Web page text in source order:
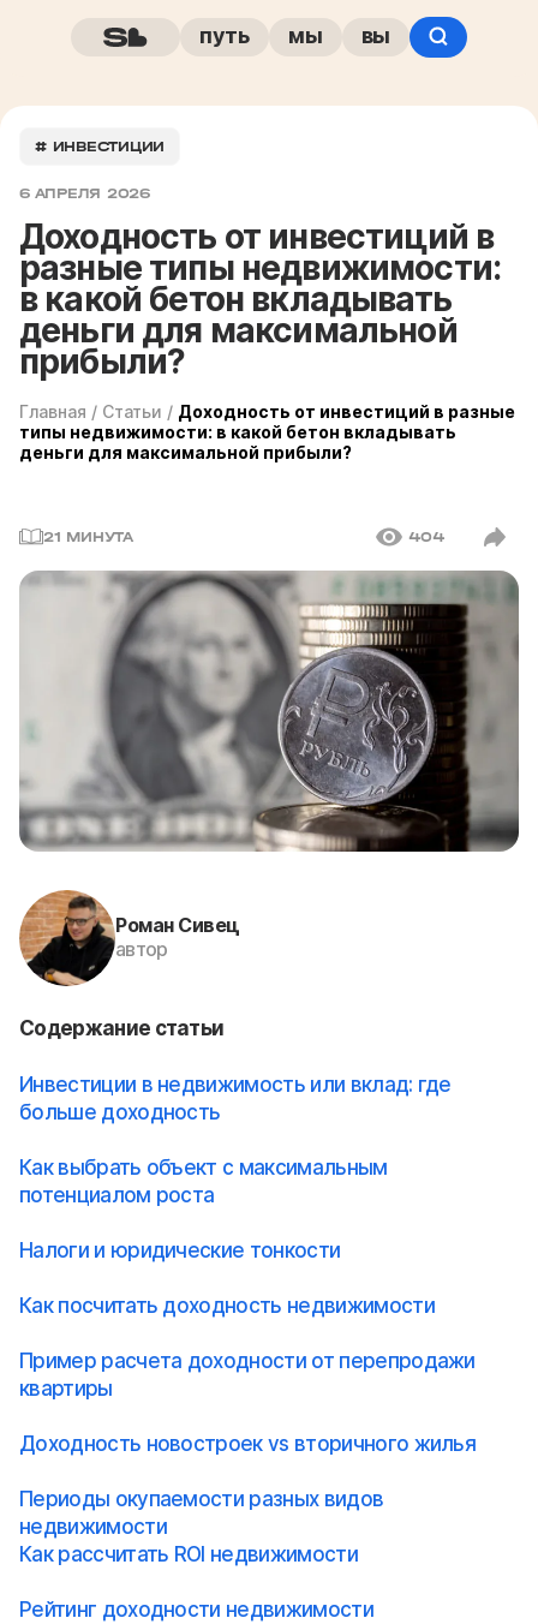
путь мы вы
# ИНВЕСТИЦИИ
6 АПРЕЛЯ 2026
Доходность от инвестиций в
разные типы недвижимости:
в какой бетон вкладывать
деньги для максимальной
прибыли?
Главная / Статьи / Доходность от инвестиций в разные
типы недвижимости: в какой бетон вкладывать
деньги для максимальной прибыли?
21 МИНУТА 404
Роман Сивец
автор
Содержание статьи
Инвестиции в недвижимость или вклад: где
больше доходность
Как выбрать объект с максимальным
потенциалом роста
Налоги и юридические тонкости
Как посчитать доходность недвижимости
Пример расчета доходности от перепродажи
квартиры
Доходность новостроек vs вторичного жилья
Периоды окупаемости разных видов
недвижимости
Как рассчитать ROI недвижимости
Рейтинг доходности недвижимости